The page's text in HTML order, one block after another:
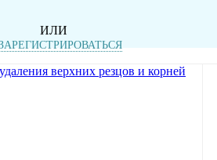
ИЛИ